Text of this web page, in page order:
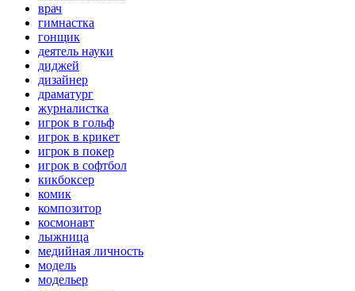
врач
гимнастка
гонщик
деятель науки
диджей
дизайнер
драматург
журналистка
игрок в гольф
игрок в крикет
игрок в покер
игрок в софтбол
кикбоксер
комик
композитор
космонавт
лыжница
медийная личность
модель
модельер